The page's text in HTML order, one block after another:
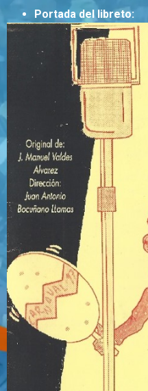
Portada del libreto: